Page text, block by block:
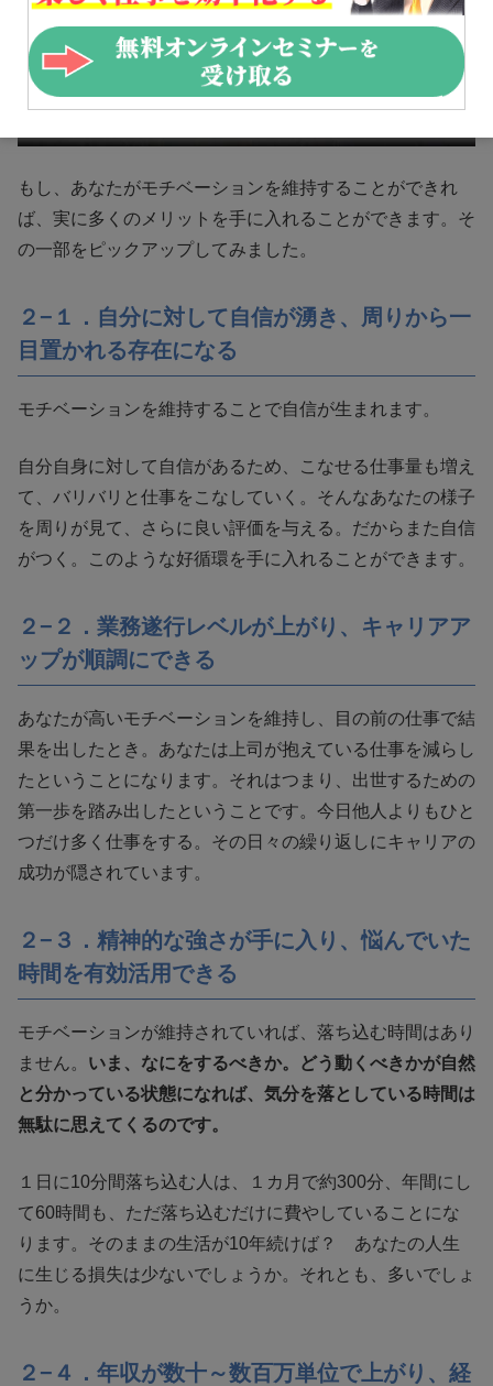
もし、あなたがモチベーションを維持することができれ
ば、実に多くのメリットを手に入れることができます。そ
の一部をピックアップしてみました。
２−１．自分に対して自信が湧き、周りから一
目置かれる存在になる
モチベーションを維持することで自信が生まれます。
自分自身に対して自信があるため、こなせる仕事量も増え
て、バリバリと仕事をこなしていく。そんなあなたの様子
を周りが見て、さらに良い評価を与える。だからまた自信
がつく。このような好循環を手に入れることができます。
２−２．業務遂行レベルが上がり、キャリアア
ップが順調にできる
あなたが高いモチベーションを維持し、目の前の仕事で結
果を出したとき。あなたは上司が抱えている仕事を減らし
たということになります。それはつまり、出世するための
第一歩を踏み出したということです。今日他人よりもひと
つだけ多く仕事をする。その日々の繰り返しにキャリアの
成功が隠されています。
２−３．精神的な強さが手に入り、悩んでいた
時間を有効活用できる
モチベーションが維持されていれば、落ち込む時間はあり
ません。 いま、なにをするべきか。どう動くべきかが自然
と分かっている状態になれば、気分を落としている時間は
無駄に思えてくるのです。
１日に10分間落ち込む人は、１カ月で約300分、年間にし
て60時間も、ただ落ち込むだけに費やしていることにな
ります。そのままの生活が10年続けば？ あなたの人生
に生じる損失は少ないでしょうか。それとも、多いでしょ
うか。
２−４．年収が数十～数百万単位で上がり、経